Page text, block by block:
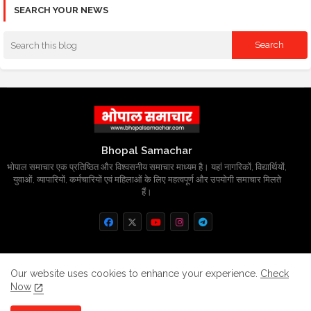
SEARCH YOUR NEWS
Bhopal Samachar
भोपाल समाचार एक प्रतिष्ठित और विश्वसनीय समाचार माध्यम है। यहां नागरिकों, विद्यार्थियों,
युवाओं, व्यापारियों, कर्मचारियों एवं महिलाओं के लिए महत्वपूर्ण और उपयोगी समाचार मिलते
हैं।
Home About Contact us
Privacy Policy
Our website uses cookies to enhance your experience. Check
Now